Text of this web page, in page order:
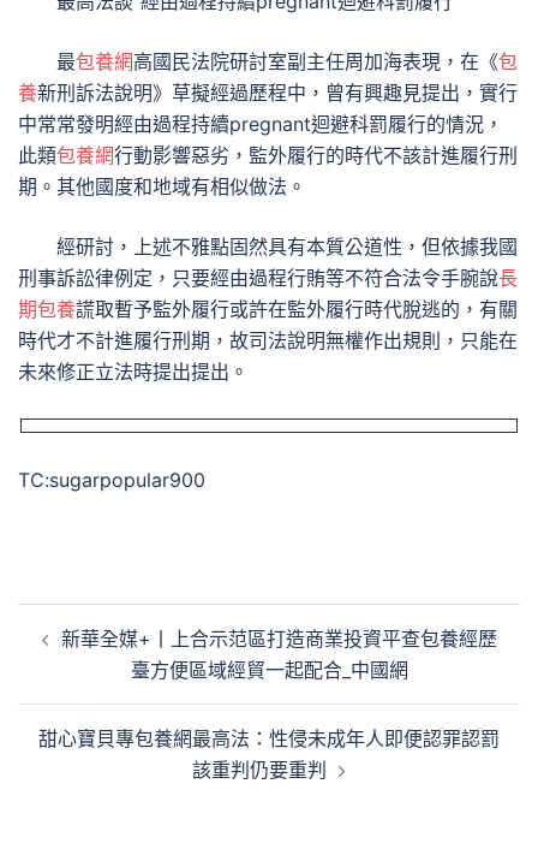
最包養網高國民法院研討室副主任周加海表現，在《包
養新刑訴法說明》草擬經過歷程中，曾有興趣見提出，實行
中常常發明經由過程持續pregnant迴避科罰履行的情況，
此類包養網行動影響惡劣，監外履行的時代不該計進履行刑
期。其他國度和地域有相似做法。
經研討，上述不雅點固然具有本質公道性，但依據我國
刑事訴訟律例定，只要經由過程行賄等不符合法令手腕說長
期包養謊取暫予監外履行或許在監外履行時代脫逃的，有關
時代才不計進履行刑期，故司法說明無權作出規則，只能在
未來修正立法時提出提出。
TC:sugarpopular900
章
覽
新華全媒+丨上合示范區打造商業投資平查包養經歷
臺方便區域經貿一起配合_中國網
甜心寶貝專包養網最高法：性侵未成年人即便認罪認罰
該重判仍要重判